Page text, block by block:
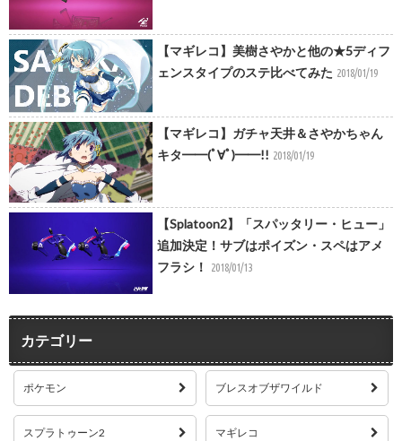
【マギレコ】美樹さやかと他の★5ディフ
ェンスタイプのステ比べてみた 2018/01/19
【マギレコ】ガチャ天井＆さやかちゃん
キタ━━(ﾟ∀ﾟ)━━!! 2018/01/19
【Splatoon2】「スパッタリー・ヒュー」
追加決定！サブはポイズン・スペはアメ
フラシ！
2018/01/13
カテゴリー
ポケモン ブレスオブザワイルド
スプラトゥーン2 マギレコ